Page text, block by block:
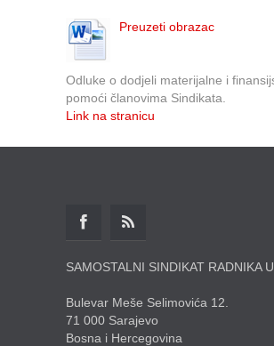
Preuzeti obrazac
Odluke o dodjeli materijalne i
pomoći članovima Sindikata.
Link na stranicu
SAMOSTALNI SINDIKAT RADNIKA
Bulevar Meše Selimovića 12.
71 000 Sarajevo
Bosna i Hercegovina